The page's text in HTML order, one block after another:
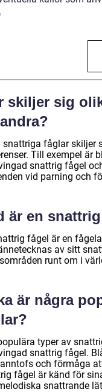
skiljer sig
snattriga fåglar skiljer
Till exempel är
snattrig fågel
vid parning och
är en
fågel är en
av sitt
runt om i
är några
typer av
snattrig fågel.
och förmåga
fågel är känd för
snattrande